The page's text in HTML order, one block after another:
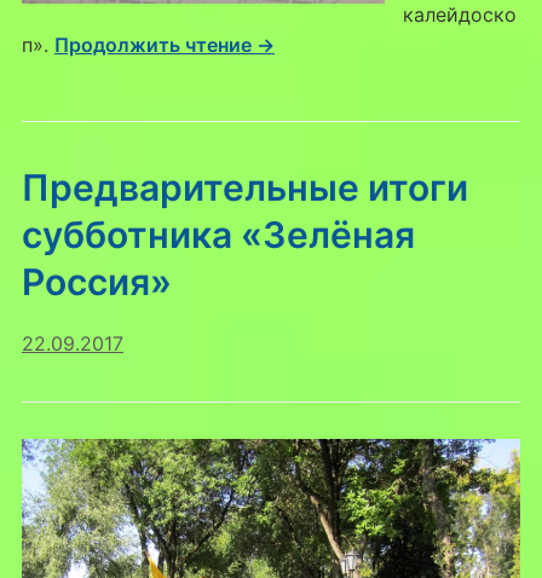
калейдоско
п». Продолжить чтение →
Предварительные итоги
субботника «Зелёная
Россия»
22.09.2017